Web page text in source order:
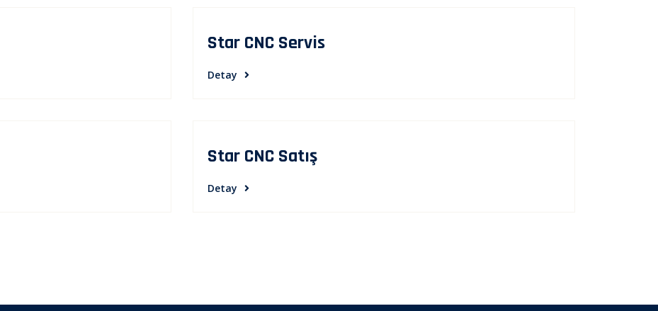
Star CNC Servis
Detay
Star CNC Satış
Detay